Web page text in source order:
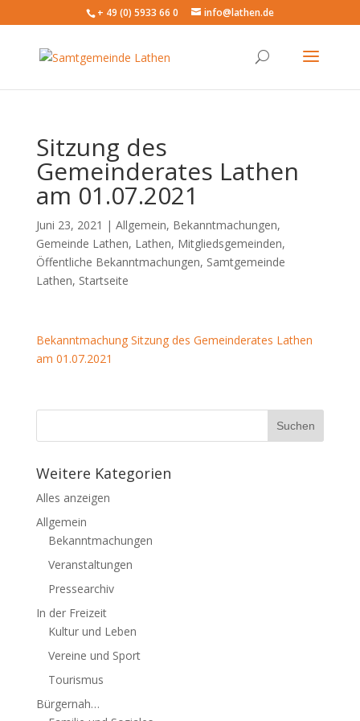
+ 49 (0) 5933 66 0 info@lathen.de
Sitzung des
Gemeinderates Lathen
am 01.07.2021
Juni 23, 2021 | Allgemein, Bekanntmachungen,
Gemeinde Lathen, Lathen, Mitgliedsgemeinden,
Öffentliche Bekanntmachungen, Samtgemeinde
Lathen, Startseite
Bekanntmachung Sitzung des Gemeinderates Lathen
am 01.07.2021
Weitere Kategorien
Alles anzeigen
Allgemein
Bekanntmachungen
Veranstaltungen
Pressearchiv
In der Freizeit
Kultur und Leben
Vereine und Sport
Tourismus
Bürgernah…